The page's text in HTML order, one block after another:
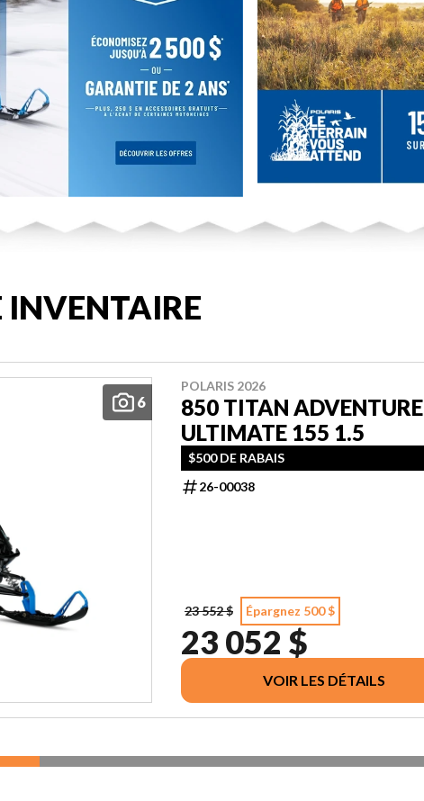
INVENTAIRE
6
POLARIS 2026
850 TITAN ADVENTURE
ULTIMATE 155 1.5
$500 DE RABAIS
26-00038
23 552 $ Épargnez 500 $
23 052 $
VOIR LES DÉTAILS